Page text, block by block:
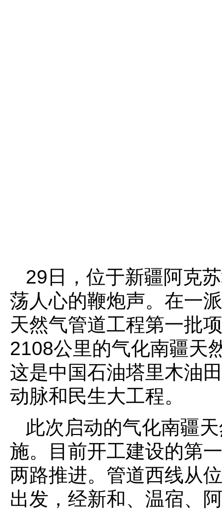
29日，位于新疆阿克
荡人心的鞭炮声。在一
天然气管道工程第一批
2108公里的气化南疆天
这是中国石油塔里木油
动脉和民生大工程。
此次启动的气化南疆
施。目前开工建设的第
两路推进。管道西线从
出发，经新和、温宿、